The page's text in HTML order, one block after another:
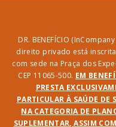
DR. BENEFÍCIO
direito privado está inscrita
com sede na Praça dos
CEP 11065-500. EM
PRESTA
PARTICULAR À SAÚDE DE
NA CATEGORIA DE
SUPLEMENTAR, ASSIM